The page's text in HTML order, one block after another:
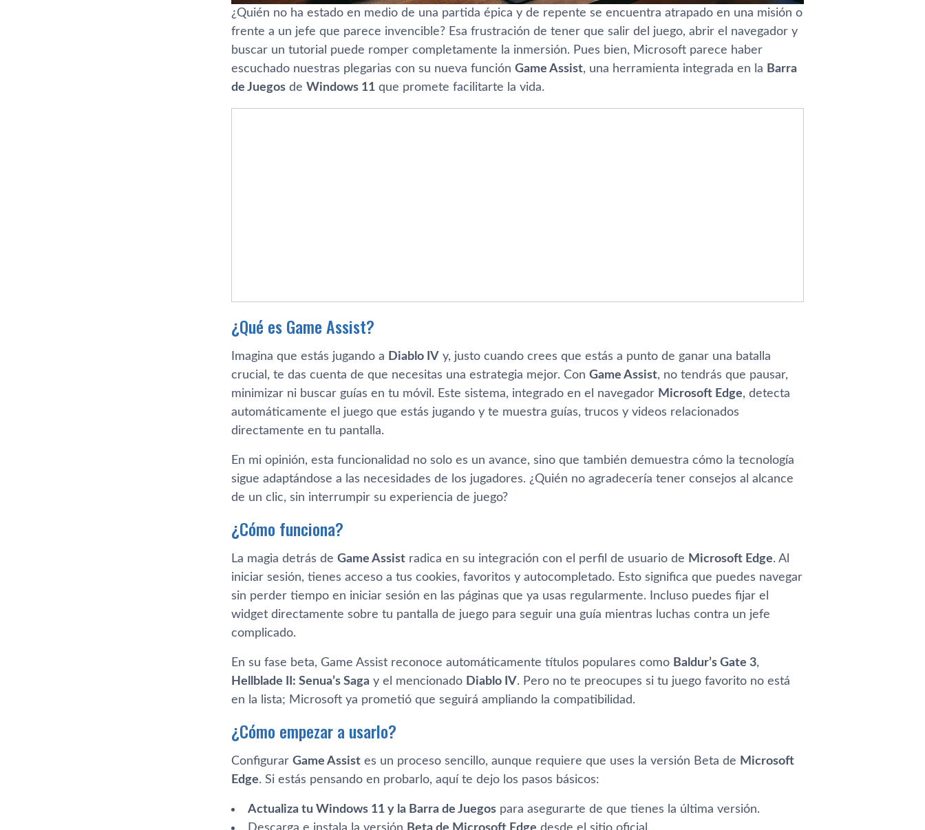
¿Quién no ha estado en medio de una partida épica y de repente se encuentra atrapado en una misión o
frente a un jefe que parece invencible? Esa frustración de tener que salir del juego, abrir el navegador y
buscar un tutorial puede romper completamente la inmersión. Pues bien, Microsoft parece haber
escuchado nuestras plegarias con su nueva función Game Assist, una herramienta integrada en la Barra
de Juegos de Windows 11 que promete facilitarte la vida.
¿Qué es Game Assist?
Imagina que estás jugando a Diablo IV y, justo cuando crees que estás a punto de ganar una batalla
crucial, te das cuenta de que necesitas una estrategia mejor. Con Game Assist, no tendrás que pausar,
minimizar ni buscar guías en tu móvil. Este sistema, integrado en el navegador Microsoft Edge, detecta
automáticamente el juego que estás jugando y te muestra guías, trucos y videos relacionados
directamente en tu pantalla.
En mi opinión, esta funcionalidad no solo es un avance, sino que también demuestra cómo la tecnología
sigue adaptándose a las necesidades de los jugadores. ¿Quién no agradecería tener consejos al alcance
de un clic, sin interrumpir su experiencia de juego?
¿Cómo funciona?
La magia detrás de Game Assist radica en su integración con el perfil de usuario de Microsoft Edge. Al
iniciar sesión, tienes acceso a tus cookies, favoritos y autocompletado. Esto significa que puedes navegar
sin perder tiempo en iniciar sesión en las páginas que ya usas regularmente. Incluso puedes fijar el
widget directamente sobre tu pantalla de juego para seguir una guía mientras luchas contra un jefe
complicado.
En su fase beta, Game Assist reconoce automáticamente títulos populares como Baldur’s Gate 3,
Hellblade II: Senua’s Saga y el mencionado Diablo IV. Pero no te preocupes si tu juego favorito no está
en la lista; Microsoft ya prometió que seguirá ampliando la compatibilidad.
¿Cómo empezar a usarlo?
Configurar Game Assist es un proceso sencillo, aunque requiere que uses la versión Beta de Microsoft
Edge. Si estás pensando en probarlo, aquí te dejo los pasos básicos:
Actualiza tu Windows 11 y la Barra de Juegos para asegurarte de que tienes la última versión.